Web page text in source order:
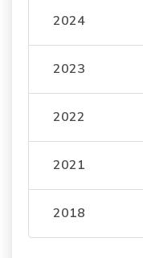
2024
2023
2022
2021
2018